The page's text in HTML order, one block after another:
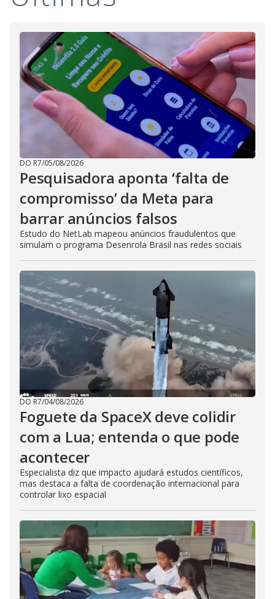
DO R7/05/08/2026
Pesquisadora aponta ‘falta de
compromisso’ da Meta para
barrar anúncios falsos
Estudo do NetLab mapeou anúncios fraudulentos que
simulam o programa Desenrola Brasil nas redes sociais
DO R7/04/08/2026
Foguete da SpaceX deve colidir
com a Lua; entenda o que pode
acontecer
Especialista diz que impacto ajudará estudos científicos,
mas destaca a falta de coordenação internacional para
controlar lixo espacial